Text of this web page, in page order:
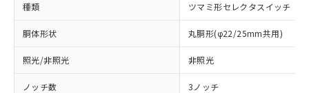
種類 ツマミ形セレクタスイッチ
胴体形状 丸胴形(φ22/25mm共用)
照光/非照光 非照光
ノッチ数 3ノッチ